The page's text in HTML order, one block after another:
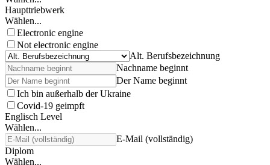
Haupttriebwerk
Wählen...
Electronic engine
Not electronic engine
Alt. Berufsbezeichnung
Nachname beginnt
Der Name beginnt
Ich bin außerhalb der Ukraine
Covid-19 geimpft
Englisch Level
Wählen...
E-Mail (vollständig)
Diplom
Wählen...